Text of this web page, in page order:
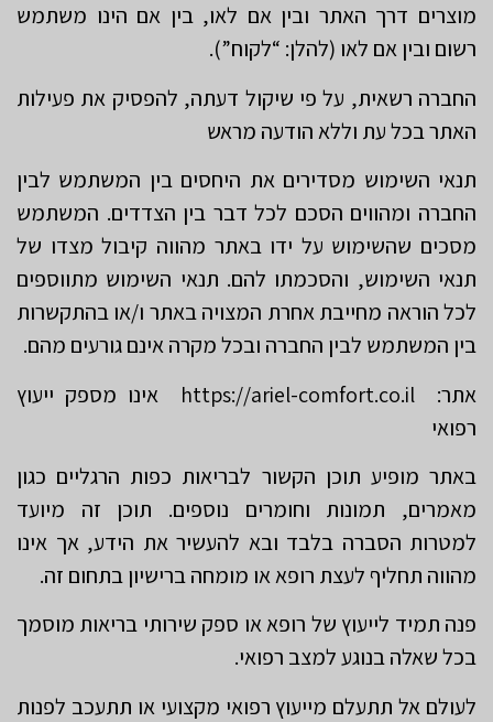
מוצרים דרך האתר ובין אם לאו, בין אם הינו משתמש
רשום ובין אם לאו (להלן: “לקוח”).
החברה רשאית, על פי שיקול דעתה, להפסיק את פעילות
האתר בכל עת וללא הודעה מראש
תנאי השימוש מסדירים את היחסים בין המשתמש לבין
החברה ומהווים הסכם לכל דבר בין הצדדים. המשתמש
מסכים שהשימוש על ידו באתר מהווה קיבול מצדו של
תנאי השימוש, והסכמתו להם. תנאי השימוש מתווספים
לכל הוראה מחייבת אחרת המצויה באתר ו/או בהתקשרות
בין המשתמש לבין החברה ובכל מקרה אינם גורעים מהם.
אתר: https://ariel-comfort.co.il אינו מספק ייעוץ
רפואי
באתר מופיע תוכן הקשור לבריאות כפות הרגליים כגון
מאמרים, תמונות וחומרים נוספים. תוכן זה מיועד
למטרות הסברה בלבד ובא להעשיר את הידע, אך אינו
מהווה תחליף לעצת רופא או מומחה ברישיון בתחום זה.
פנה תמיד לייעוץ של רופא או ספק שירותי בריאות מוסמך
בכל שאלה בנוגע למצב רפואי.
לעולם אל תתעלם מייעוץ רפואי מקצועי או תתעכב לפנות